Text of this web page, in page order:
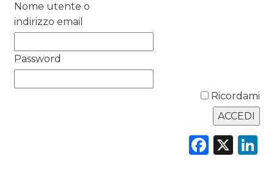
RICERCHE
PREVISIONI/SCENARI
Nome utente o
indirizzo email
Password
Ricordami
X